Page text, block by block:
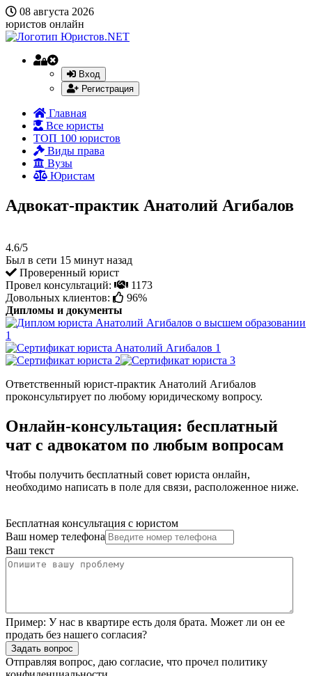
08 августа 2026
юристов онлайн
Вход
Регистрация
Главная
Все юристы
ТОП 100 юристов
Виды права
Вузы
Юристам
Адвокат-практик Анатолий Агибалов
4.6/5
Был в сети 15 минут назад
Проверенный юрист
Провел консультаций:
1173
Довольных клиентов:
96%
Дипломы и документы
Ответственный юрист-практик Анатолий Агибалов
проконсультирует по любому юридическому вопросу.
Онлайн-консультация: бесплатный
чат с адвокатом по любым вопросам
Чтобы получить бесплатный совет юриста онлайн,
необходимо написать в поле для связи, расположенное ниже.
Бесплатная консультация с юристом
Ваш номер телефона
Ваш текст
Пример: У нас в квартире есть доля брата. Может ли он ее
продать без нашего согласия?
Задать вопрос
Отправляя вопрос, даю согласие, что прочел политику